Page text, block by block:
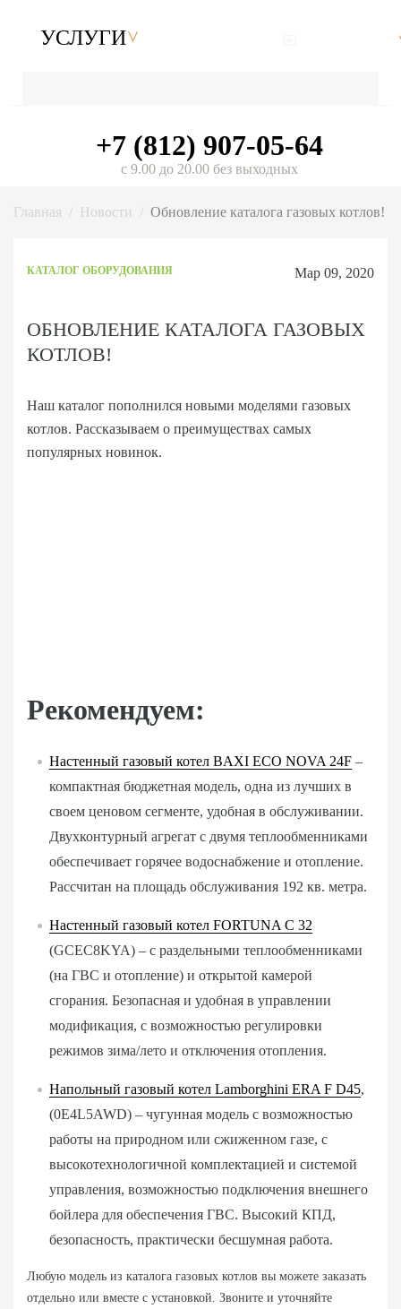
УСЛУГИ
+7 (812) 907-05-64
с 9.00 до 20.00 без выходных
Главная Новости Обновление каталога газовых котлов!
КАТАЛОГ ОБОРУДОВАНИЯ Мар 09, 2020
ОБНОВЛЕНИЕ КАТАЛОГА ГАЗОВЫХ
КОТЛОВ!
Наш каталог пополнился новыми моделями газовых
котлов. Рассказываем о преимуществах самых
популярных новинок.
Рекомендуем:
Настенный газовый котел BAXI ECO NOVA 24F –
компактная бюджетная модель, одна из лучших в
своем ценовом сегменте, удобная в обслуживании.
Двухконтурный агрегат с двумя теплообменниками
обеспечивает горячее водоснабжение и отопление.
Рассчитан на площадь обслуживания 192 кв. метра.
Настенный газовый котел FORTUNA C 32
(GCEC8KYA) – с раздельными теплообменниками
(на ГВС и отопление) и открытой камерой
сгорания. Безопасная и удобная в управлении
модификация, с возможностью регулировки
режимов зима/лето и отключения отопления.
Напольный газовый котел Lamborghini ERA F D45,
(0E4L5AWD) – чугунная модель с возможностью
работы на природном или сжиженном газе, с
высокотехнологичной комплектацией и системой
управления, возможностью подключения внешнего
бойлера для обеспечения ГВС. Высокий КПД,
безопасность, практически бесшумная работа.
Любую модель из каталога газовых котлов вы можете заказать
отдельно или вместе с установкой. Звоните и уточняйте